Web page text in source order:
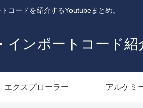
コードを紹介するYoutubeまとめ。
ンポートコード紹
エクスプローラー アルケミ